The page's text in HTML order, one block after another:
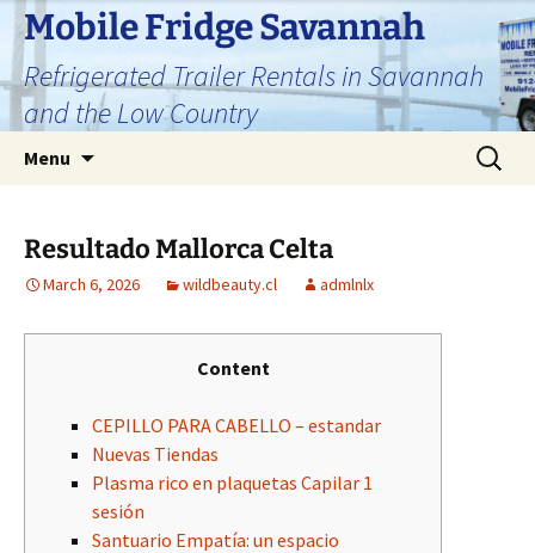
Skip
content
Mobile Fridge Savannah
Refrigerated Trailer Rentals in Savannah
and the Low Country
Menu
Search
for:
Resultado Mallorca Celta
March 6, 2026 wildbeauty.cl admlnlx
Content
CEPILLO PARA CABELLO – estandar
Nuevas Tiendas
Plasma rico en plaquetas Capilar 1
sesión
Santuario Empatía: un espacio